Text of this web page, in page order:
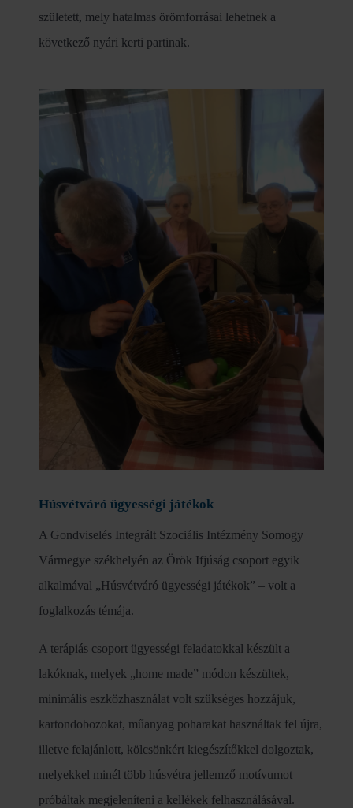
született, mely hatalmas örömforrásai lehetnek a
következő nyári kerti partinak.
Húsvétváró ügyességi játékok
A Gondviselés Integrált Szociális Intézmény Somogy
Vármegye székhelyén az Örök Ifjúság csoport egyik
alkalmával „Húsvétváró ügyességi játékok” – volt a
foglalkozás témája.
A terápiás csoport ügyességi feladatokkal készült a
lakóknak, melyek „home made” módon készültek,
minimális eszközhasználat volt szükséges hozzájuk,
kartondobozokat, műanyag poharakat használtak fel újra,
illetve felajánlott, kölcsönkért kiegészítőkkel dolgoztak,
melyekkel minél több húsvétra jellemző motívumot
próbáltak megjeleníteni a kellékek felhasználásával.